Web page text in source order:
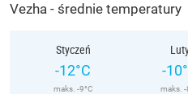
Vezha - średnie temperatury
Styczeń
-12°C
maks. -9°C
-
maks. -